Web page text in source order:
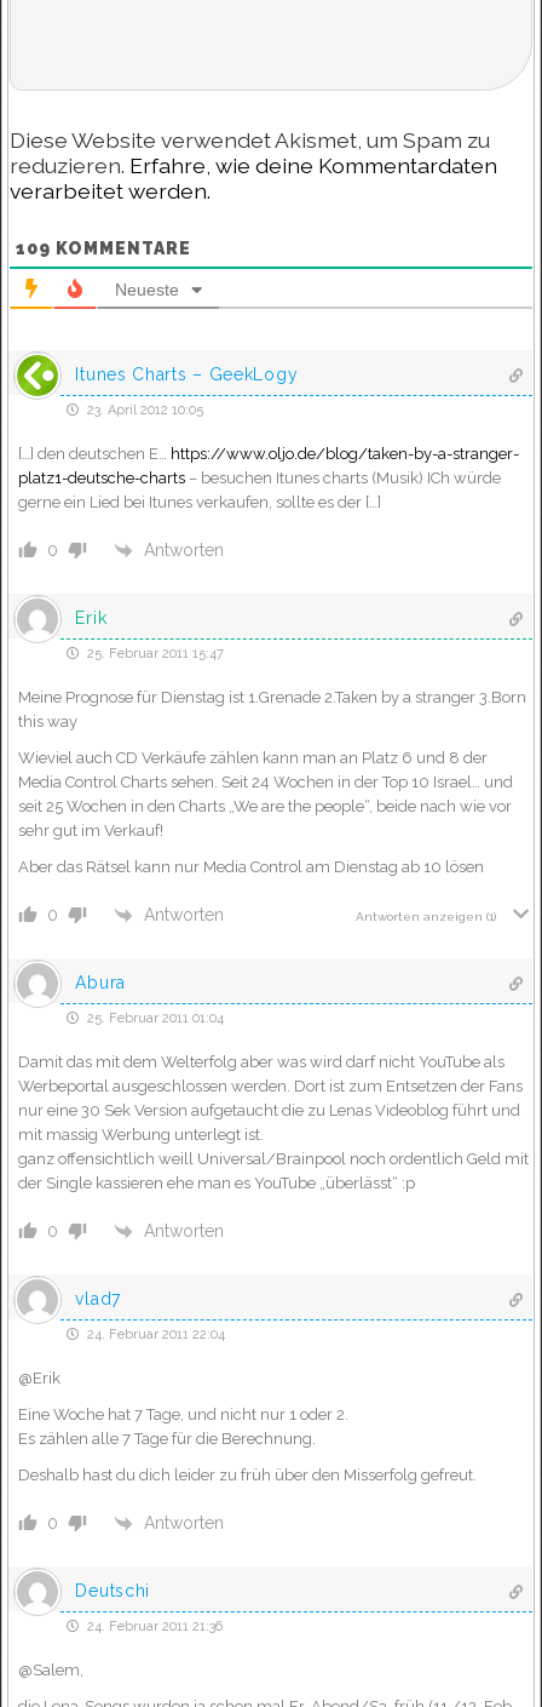
Diese Website verwendet Akismet, um Spam zu
reduzieren. Erfahre, wie deine Kommentardaten
verarbeitet werden.
109 KOMMENTARE
Neueste
Itunes Charts – GeekLogy
23. April 2012 10:05
[…] den deutschen E… https://www.oljo.de/blog/taken-by-a-stranger-
platz1-deutsche-charts – besuchen Itunes charts (Musik) ICh würde
gerne ein Lied bei Itunes verkaufen, sollte es der […]
0 Antworten
Erik
25. Februar 2011 15:47
Meine Prognose für Dienstag ist 1.Grenade 2.Taken by a stranger 3.Born
this way
Wieviel auch CD Verkäufe zählen kann man an Platz 6 und 8 der
Media Control Charts sehen. Seit 24 Wochen in der Top 10 Israel… und
seit 25 Wochen in den Charts „We are the people“, beide nach wie vor
sehr gut im Verkauf!
Aber das Rätsel kann nur Media Control am Dienstag ab 10 lösen
0 Antworten Antworten anzeigen (1)
Abura
25. Februar 2011 01:04
Damit das mit dem Welterfolg aber was wird darf nicht YouTube als
Werbeportal ausgeschlossen werden. Dort ist zum Entsetzen der Fans
nur eine 30 Sek Version aufgetaucht die zu Lenas Videoblog führt und
mit massig Werbung unterlegt ist.
ganz offensichtlich weill Universal/Brainpool noch ordentlich Geld mit
der Single kassieren ehe man es YouTube „überlässt“ :p
0 Antworten
vlad7
24. Februar 2011 22:04
@Erik
Eine Woche hat 7 Tage, und nicht nur 1 oder 2.
Es zählen alle 7 Tage für die Berechnung.
Deshalb hast du dich leider zu früh über den Misserfolg gefreut.
0 Antworten
Deutschi
24. Februar 2011 21:36
@Salem,